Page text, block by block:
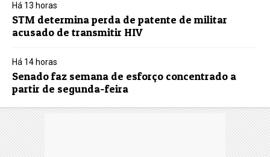
Há 13 horas
STM determina perda de patente de militar
acusado de transmitir HIV
Há 14 horas
Senado faz semana de esforço concentrado a
partir de segunda-feira